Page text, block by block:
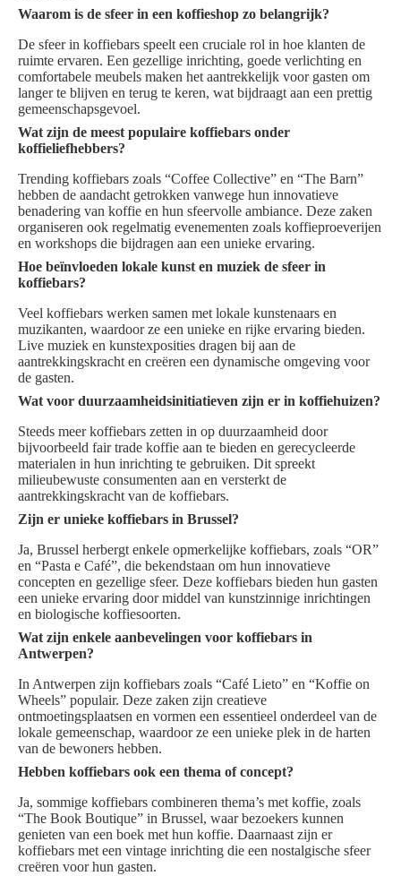
Waarom is de sfeer in een koffieshop zo belangrijk?
De sfeer in koffiebars speelt een cruciale rol in hoe klanten de
ruimte ervaren. Een gezellige inrichting, goede verlichting en
comfortabele meubels maken het aantrekkelijk voor gasten om
langer te blijven en terug te keren, wat bijdraagt aan een prettig
gemeenschapsgevoel.
Wat zijn de meest populaire koffiebars onder
koffieliefhebbers?
Trending koffiebars zoals “Coffee Collective” en “The Barn”
hebben de aandacht getrokken vanwege hun innovatieve
benadering van koffie en hun sfeervolle ambiance. Deze zaken
organiseren ook regelmatig evenementen zoals koffieproeverijen
en workshops die bijdragen aan een unieke ervaring.
Hoe beïnvloeden lokale kunst en muziek de sfeer in
koffiebars?
Veel koffiebars werken samen met lokale kunstenaars en
muzikanten, waardoor ze een unieke en rijke ervaring bieden.
Live muziek en kunstexposities dragen bij aan de
aantrekkingskracht en creëren een dynamische omgeving voor
de gasten.
Wat voor duurzaamheidsinitiatieven zijn er in koffiehuizen?
Steeds meer koffiebars zetten in op duurzaamheid door
bijvoorbeeld fair trade koffie aan te bieden en gerecycleerde
materialen in hun inrichting te gebruiken. Dit spreekt
milieubewuste consumenten aan en versterkt de
aantrekkingskracht van de koffiebars.
Zijn er unieke koffiebars in Brussel?
Ja, Brussel herbergt enkele opmerkelijke koffiebars, zoals “OR”
en “Pasta e Café”, die bekendstaan om hun innovatieve
concepten en gezellige sfeer. Deze koffiebars bieden hun gasten
een unieke ervaring door middel van kunstzinnige inrichtingen
en biologische koffiesoorten.
Wat zijn enkele aanbevelingen voor koffiebars in
Antwerpen?
In Antwerpen zijn koffiebars zoals “Café Lieto” en “Koffie on
Wheels” populair. Deze zaken zijn creatieve
ontmoetingsplaatsen en vormen een essentieel onderdeel van de
lokale gemeenschap, waardoor ze een unieke plek in de harten
van de bewoners hebben.
Hebben koffiebars ook een thema of concept?
Ja, sommige koffiebars combineren thema’s met koffie, zoals
“The Book Boutique” in Brussel, waar bezoekers kunnen
genieten van een boek met hun koffie. Daarnaast zijn er
koffiebars met een vintage inrichting die een nostalgische sfeer
creëren voor hun gasten.